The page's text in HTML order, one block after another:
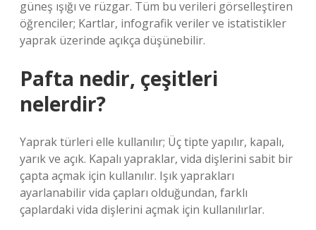
güneş ışığı ve rüzgar. Tüm bu verileri görselleştiren
öğrenciler; Kartlar, infografik veriler ve istatistikler
yaprak üzerinde açıkça düşünebilir.
Pafta nedir, çeşitleri
nelerdir?
Yaprak türleri elle kullanılır; Üç tipte yapılır, kapalı,
yarık ve açık. Kapalı yapraklar, vida dişlerini sabit bir
çapta açmak için kullanılır. Işık yaprakları
ayarlanabilir vida çapları olduğundan, farklı
çaplardaki vida dişlerini açmak için kullanılırlar.